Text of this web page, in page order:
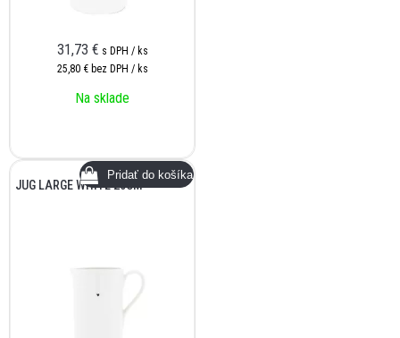
31,73 € s DPH / ks
25,80 € bez DPH / ks
Na sklade
JUG LARGE WHITE 20CM